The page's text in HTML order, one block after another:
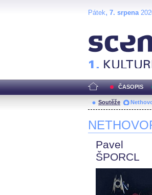
Pátek, 7. srpena
ČASOPIS
Soutěže
Pavel
ŠPORCL